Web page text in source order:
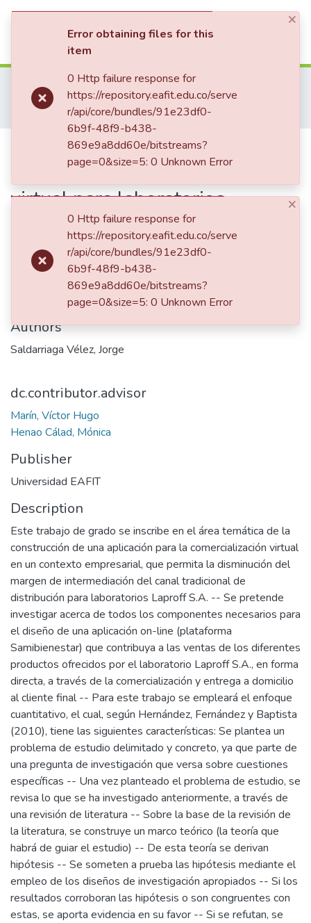
Communities & Collections
All of DSpace
Tesis de Grado
Escuela de Administración
Maestría en Administración - MBA (tesis)
Diseño de un modelo de comercialización virtual para laboratorios LAPROFF S.A.
Publication:Diseño de un
modelo de comercialización
virtual para laboratorios
LAPROFF S.A.
Date
Authors
Saldarriaga Vélez, Jorge
dc.contributor.advisor
Marín, Víctor Hugo
Henao Cálad, Mónica
Publisher
Universidad EAFIT
Description
Este trabajo de grado se inscribe en el área temática de la
construcción de una aplicación para la comercialización virtual
en un contexto empresarial, que permita la disminución del
margen de intermediación del canal tradicional de
distribución para laboratorios Laproff S.A. -- Se pretende
investigar acerca de todos los componentes necesarios para
el diseño de una aplicación on-line (plataforma
Samibienestar) que contribuya a las ventas de los diferentes
productos ofrecidos por el laboratorio Laproff S.A., en forma
directa, a través de la comercialización y entrega a domicilio
al cliente final -- Para este trabajo se empleará el enfoque
cuantitativo, el cual, según Hernández, Fernández y Baptista
(2010), tiene las siguientes características: Se plantea un
problema de estudio delimitado y concreto, ya que parte de
una pregunta de investigación que versa sobre cuestiones
específicas -- Una vez planteado el problema de estudio, se
revisa lo que se ha investigado anteriormente, a través de
una revisión de literatura -- Sobre la base de la revisión de
la literatura, se construye un marco teórico (la teoría que
habrá de guiar el estudio) -- De esta teoría se derivan
hipótesis -- Se someten a prueba las hipótesis mediante el
empleo de los diseños de investigación apropiados -- Si los
resultados corroboran las hipótesis o son congruentes con
estas, se aporta evidencia en su favor -- Si se refutan, se
×
Error obtaining files for this
item
0 Http failure response for
https://repository.eafit.edu.co/serve
r/api/core/bundles/91e23df0-
6b9f-48f9-b438-
869e9a8dd60e/bitstreams?
page=0&size=5: 0 Unknown Error
×
0 Http failure response for
https://repository.eafit.edu.co/serve
r/api/core/bundles/91e23df0-
6b9f-48f9-b438-
869e9a8dd60e/bitstreams?
page=0&size=5: 0 Unknown Error